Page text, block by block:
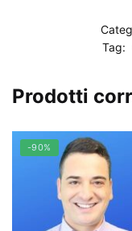
Tag:
Prodotti
-90%